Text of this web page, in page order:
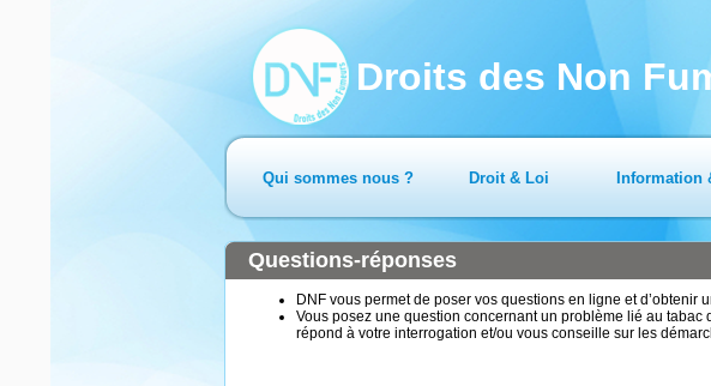
Droits des Non
Qui sommes nous ? Droit & Loi Information
DNF vous permet de poser vos questions en ligne et
Vous posez une question concernant un problème lié au tabac
répond à votre interrogation et/ou vous conseille sur les
Questions-réponses